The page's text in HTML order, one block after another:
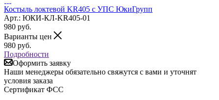
Костыль локтевой KR405 с УПС ЮкиГрупп
Арт.: ЮКИ-КЛ-KR405-01
980 руб.
Варианты цен
980 руб.
Подробности
Оформить заявку
Наши менеджеры обязательно свяжутся с вами и уточнят
условия заказа
Сертификат ФСС